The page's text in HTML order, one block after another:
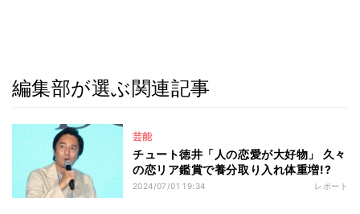
編集部が選ぶ関連記事
芸能
チュート徳井「人の恋愛が大好物」 久々
の恋リア鑑賞で養分取り入れ体重増!?
2024/07/01 19:34 レポート